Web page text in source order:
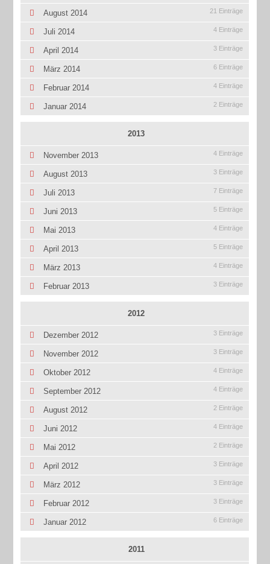
August 2014 21 Einträge
Juli 2014 4 Einträge
April 2014 3 Einträge
März 2014 6 Einträge
Februar 2014 4 Einträge
Januar 2014 2 Einträge
2013
November 2013 4 Einträge
August 2013 3 Einträge
Juli 2013 7 Einträge
Juni 2013 5 Einträge
Mai 2013 4 Einträge
April 2013 5 Einträge
März 2013 4 Einträge
Februar 2013 3 Einträge
2012
Dezember 2012 3 Einträge
November 2012 3 Einträge
Oktober 2012 4 Einträge
September 2012 4 Einträge
August 2012 2 Einträge
Juni 2012 4 Einträge
Mai 2012 2 Einträge
April 2012 3 Einträge
März 2012 3 Einträge
Februar 2012 3 Einträge
Januar 2012 6 Einträge
2011